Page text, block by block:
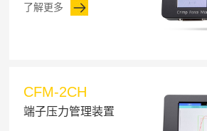
了解更多
CFM-2CH
端子压力管理装置